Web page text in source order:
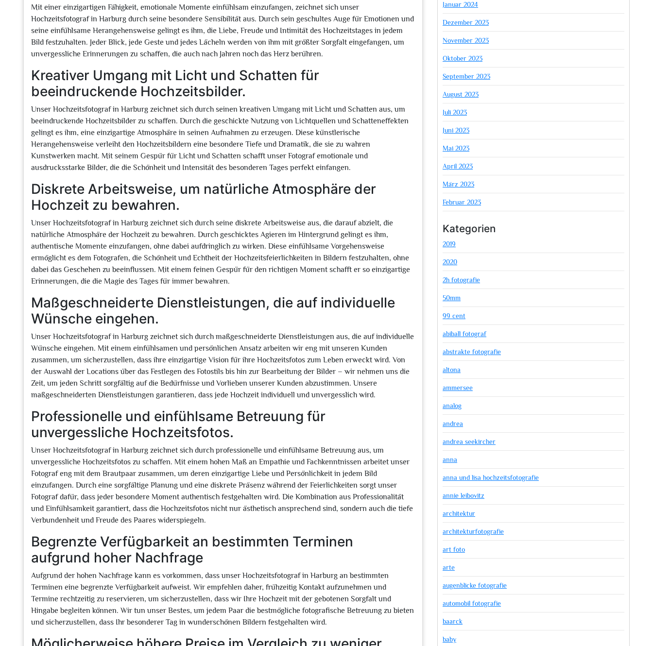
Mit einer einzigartigen Fähigkeit, emotionale Momente einfühlsam einzufangen, zeichnet sich unser
Hochzeitsfotograf in Harburg durch seine besondere Sensibilität aus. Durch sein geschultes Auge für Emotionen und
seine einfühlsame Herangehensweise gelingt es ihm, die Liebe, Freude und Intimität des Hochzeitstages in jedem
Bild festzuhalten. Jeder Blick, jede Geste und jedes Lächeln werden von ihm mit größter Sorgfalt eingefangen, um
unvergessliche Erinnerungen zu schaffen, die auch nach Jahren noch das Herz berühren.
Kreativer Umgang mit Licht und Schatten für
beeindruckende Hochzeitsbilder.
Unser Hochzeitsfotograf in Harburg zeichnet sich durch seinen kreativen Umgang mit Licht und Schatten aus, um
beeindruckende Hochzeitsbilder zu schaffen. Durch die geschickte Nutzung von Lichtquellen und Schatteneffekten
gelingt es ihm, eine einzigartige Atmosphäre in seinen Aufnahmen zu erzeugen. Diese künstlerische
Herangehensweise verleiht den Hochzeitsbildern eine besondere Tiefe und Dramatik, die sie zu wahren
Kunstwerken macht. Mit seinem Gespür für Licht und Schatten schafft unser Fotograf emotionale und
ausdrucksstarke Bilder, die die Schönheit und Intensität des besonderen Tages perfekt einfangen.
Diskrete Arbeitsweise, um natürliche Atmosphäre der
Hochzeit zu bewahren.
Unser Hochzeitsfotograf in Harburg zeichnet sich durch seine diskrete Arbeitsweise aus, die darauf abzielt, die
natürliche Atmosphäre der Hochzeit zu bewahren. Durch geschicktes Agieren im Hintergrund gelingt es ihm,
authentische Momente einzufangen, ohne dabei aufdringlich zu wirken. Diese einfühlsame Vorgehensweise
ermöglicht es dem Fotografen, die Schönheit und Echtheit der Hochzeitsfeierlichkeiten in Bildern festzuhalten, ohne
dabei das Geschehen zu beeinflussen. Mit einem feinen Gespür für den richtigen Moment schafft er so einzigartige
Erinnerungen, die die Magie des Tages für immer bewahren.
Maßgeschneiderte Dienstleistungen, die auf individuelle
Wünsche eingehen.
Unser Hochzeitsfotograf in Harburg zeichnet sich durch maßgeschneiderte Dienstleistungen aus, die auf individuelle
Wünsche eingehen. Mit einem einfühlsamen und persönlichen Ansatz arbeiten wir eng mit unseren Kunden
zusammen, um sicherzustellen, dass ihre einzigartige Vision für ihre Hochzeitsfotos zum Leben erweckt wird. Von
der Auswahl der Locations über das Festlegen des Fotostils bis hin zur Bearbeitung der Bilder – wir nehmen uns die
Zeit, um jeden Schritt sorgfältig auf die Bedürfnisse und Vorlieben unserer Kunden abzustimmen. Unsere
maßgeschneiderten Dienstleistungen garantieren, dass jede Hochzeit individuell und unvergesslich wird.
Professionelle und einfühlsame Betreuung für
unvergessliche Hochzeitsfotos.
Unser Hochzeitsfotograf in Harburg zeichnet sich durch professionelle und einfühlsame Betreuung aus, um
unvergessliche Hochzeitsfotos zu schaffen. Mit einem hohen Maß an Empathie und Fachkenntnissen arbeitet unser
Fotograf eng mit dem Brautpaar zusammen, um deren einzigartige Liebe und Persönlichkeit in jedem Bild
einzufangen. Durch eine sorgfältige Planung und eine diskrete Präsenz während der Feierlichkeiten sorgt unser
Fotograf dafür, dass jeder besondere Moment authentisch festgehalten wird. Die Kombination aus Professionalität
und Einfühlsamkeit garantiert, dass die Hochzeitsfotos nicht nur ästhetisch ansprechend sind, sondern auch die tiefe
Verbundenheit und Freude des Paares widerspiegeln.
Begrenzte Verfügbarkeit an bestimmten Terminen
aufgrund hoher Nachfrage
Aufgrund der hohen Nachfrage kann es vorkommen, dass unser Hochzeitsfotograf in Harburg an bestimmten
Terminen eine begrenzte Verfügbarkeit aufweist. Wir empfehlen daher, frühzeitig Kontakt aufzunehmen und
Termine rechtzeitig zu reservieren, um sicherzustellen, dass wir Ihre Hochzeit mit der gebotenen Sorgfalt und
Hingabe begleiten können. Wir tun unser Bestes, um jedem Paar die bestmögliche fotografische Betreuung zu bieten
und sicherzustellen, dass Ihr besonderer Tag in wunderschönen Bildern festgehalten wird.
Januar 2024
Dezember 2023
November 2023
Oktober 2023
September 2023
August 2023
Juli 2023
Juni 2023
Mai 2023
April 2023
März 2023
Februar 2023
Kategorien
2019
2020
2h fotografie
50mm
99 cent
abiball fotograf
abstrakte fotografie
altona
ammersee
analog
andrea
andrea seekircher
anna
anna und lisa hochzeitsfotografie
annie leibovitz
architektur
architekturfotografie
art foto
arte
augenblicke fotografie
automobil fotografie
baarck
baby